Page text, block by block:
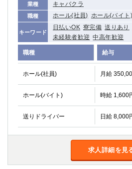
業種 キャバクラ
職種 ホール(社員) ホール(バイト)
キーワード
日払いOK 寮完備 送りあり
未経験者歓迎 中高年歓迎
職種 給与
ホール(社員) 月給
ホール(バイト) 時給 1,600
送りドライバー 日給 8,000
求人詳細を見
茨城県
土浦 ひたち野
群馬県
高崎 館林
0